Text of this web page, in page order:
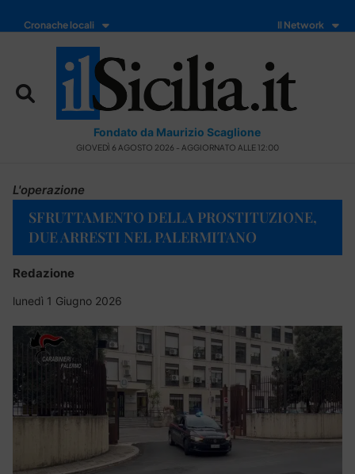
Cronache locali Il Network
Fondato da Maurizio Scaglione
GIOVEDÌ 6 AGOSTO 2026 - AGGIORNATO ALLE 12:00
L'operazione
SFRUTTAMENTO DELLA PROSTITUZIONE,
DUE ARRESTI NEL PALERMITANO
Redazione
lunedì 1 Giugno 2026